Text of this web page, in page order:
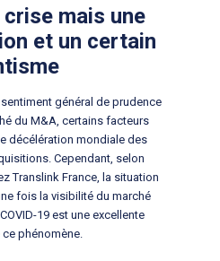
mais une
et un certain
général de prudence
du M&A, certains facteurs
décélération mondiale des
Cependant, selon
Translink France, la situation
fois la visibilité du marché
19 est une excellente
phénomène.